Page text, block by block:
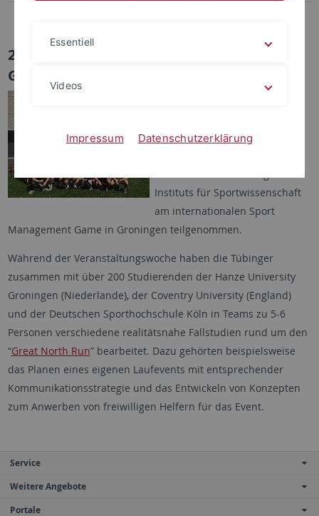
25 Tübinger beim Sport Management
Game in Groningen
haben in diesem Jahr zum
Instituts für Sportwissenschaft
am internationalen Sport
Management Game in Groningen teilgenommen.
Während der Veranstaltungswoche haben die Tübinger
zusammen mit über 200 Studierenden der Hanze University
Groningen (Niederlande), der Coventry University (England)
und der Deutschen Sporthochschule Köln in Teams zu 5-6
Personen verschiedene realitätsnahe Fallstudien rund um den
“Great North Run” bearbeitet. Dazu gehörten beispielsweise
das Planen eines eigenen Laufevents mit entsprechender
Kommunikationsstrategie und das Entwickeln von Konzepten
zum Anwerben von freiwilligen Helfern für das Event.
Service
Weitere Angebote
Portale
Essentiell
Videos
Impressum Datenschutzerklärung